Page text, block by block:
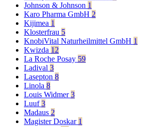
Johnson & Johnson 1
Karo Pharma GmbH 2
Kijimea 1
Klosterfrau 5
KnobiVital Naturheilmittel GmbH 1
Kwizda 12
La Roche Posay 59
Ladival 3
Lasepton 8
Linola 8
Louis Widmer3
Luuf3
Madaus 2
Magister Doskar 1